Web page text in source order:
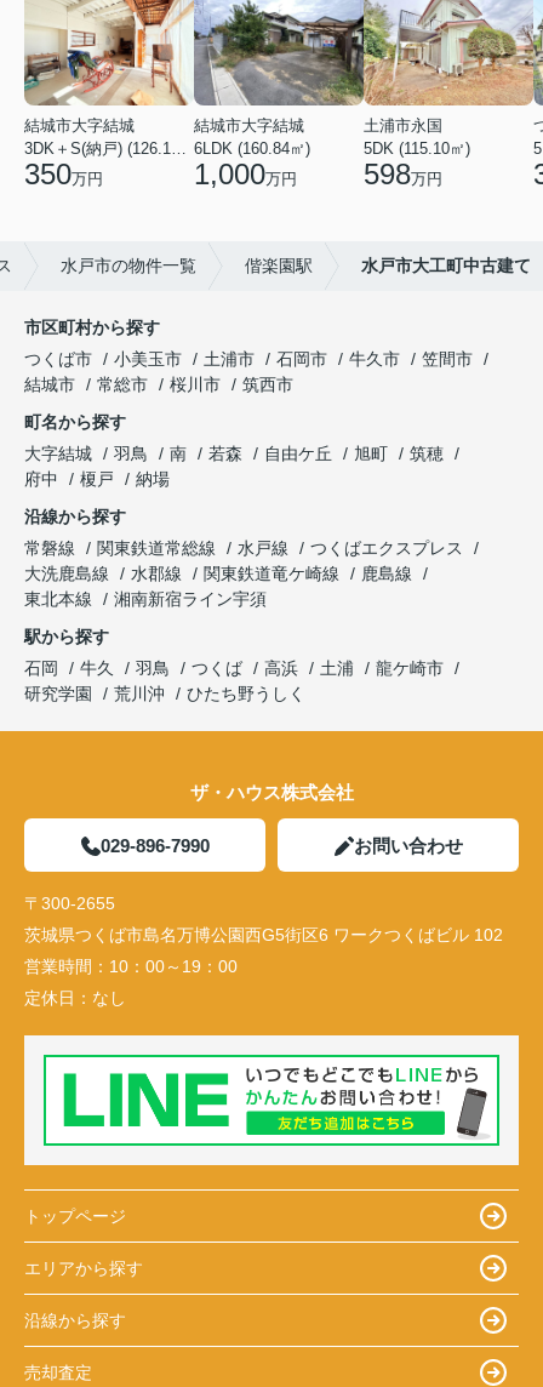
結城市大字結城
3DK＋S(納戸) (126.19㎡)
350万円
結城市大字結城
6LDK (160.84㎡)
1,000万円
土浦市永国
5DK (115.10㎡)
598万円
水戸市の物件一覧 偕楽園駅 水戸市大工町中古建て
市区町村から探す
つくば市
小美玉市 土浦市 石岡市 牛久市
笠間市
結城市
常総市 桜川市
筑西市
町名から探す
大字結城
羽鳥 南 若森 自由ケ丘 旭町
筑穂
府中
榎戸
納場
沿線から探す
常磐線
関東鉄道常総線 水戸線
つくばエクスプレス
大洗鹿島線
水郡線 関東鉄道竜ケ崎線
鹿島線
東北本線
湘南新宿ライン宇須
駅から探す
石岡
牛久 羽鳥 つくば 高浜 土浦
龍ケ崎市
研究学園
荒川沖 ひたち野うしく
ザ・ハウス株式会社
029-896-7990 お問い合わせ
〒300-2655
茨城県つくば市島名万博公園西G5街区6 ワークつくばビル 102
営業時間： 10：00～19：00
定休日： なし
トップページ
エリアから探す
沿線から探す
売却査定